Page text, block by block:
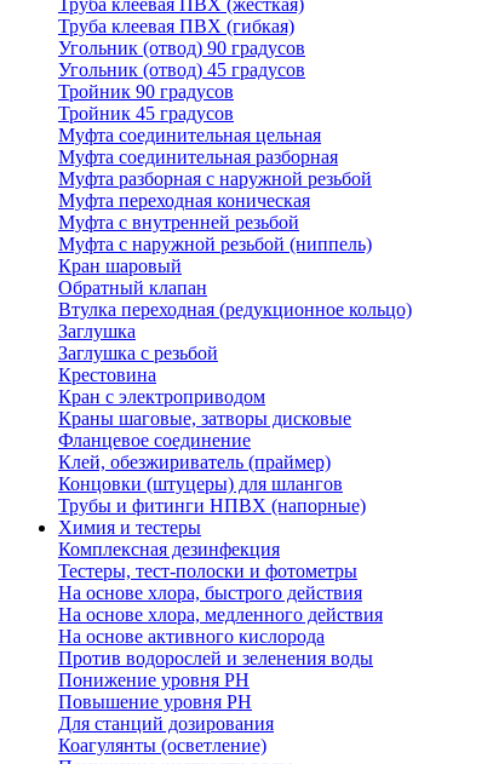
Труба клеевая ПВХ (жесткая)
Труба клеевая ПВХ (гибкая)
Угольник (отвод) 90 градусов
Угольник (отвод) 45 градусов
Тройник 90 градусов
Тройник 45 градусов
Муфта соединительная цельная
Муфта соединительная разборная
Муфта разборная с наружной резьбой
Муфта переходная коническая
Муфта с внутренней резьбой
Муфта с наружной резьбой (ниппель)
Кран шаровый
Обратный клапан
Втулка переходная (редукционное кольцо)
Заглушка
Заглушка с резьбой
Крестовина
Кран с электроприводом
Краны шаговые, затворы дисковые
Фланцевое соединение
Клей, обезжириватель (праймер)
Концовки (штуцеры) для шлангов
Трубы и фитинги НПВХ (напорные)
Химия и тестеры
Комплексная дезинфекция
Тестеры, тест-полоски и фотометры
На основе хлора, быстрого действия
На основе хлора, медленного действия
На основе активного кислорода
Против водорослей и зеленения воды
Понижение уровня РН
Повышение уровня РН
Для станций дозирования
Коагулянты (осветление)